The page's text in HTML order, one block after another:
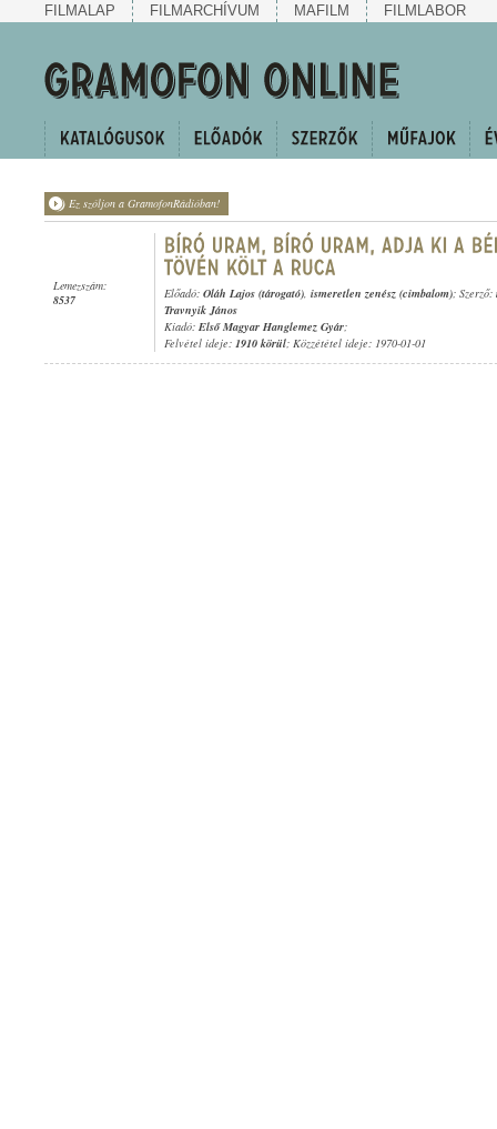
FILMALAP FILMARCHÍVUM MAFILM FILMLABOR
Ez szóljon a GramofonRádióban!
Lemezszám:
8537
Előadó: Oláh Lajos (tárogató), ismeretlen zenész (cimbalom); Szerző:
Travnyik János
Kiadó: Első Magyar Hanglemez Gyár;
Felvétel ideje: 1910 körül; Közzététel ideje: 1970-01-01